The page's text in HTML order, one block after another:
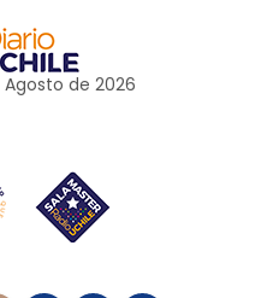
Agosto de 2026